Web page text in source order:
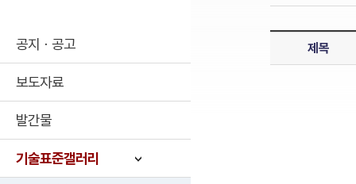
제목
공지ㆍ공고
보도자료
발간물
기술표준갤러리